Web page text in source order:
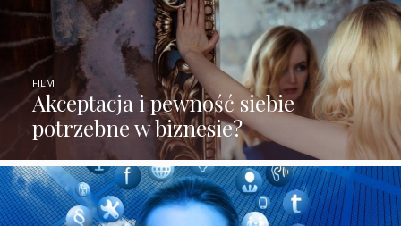
Akceptacja i pewność siebie
potrzebne w biznesie?
FILM